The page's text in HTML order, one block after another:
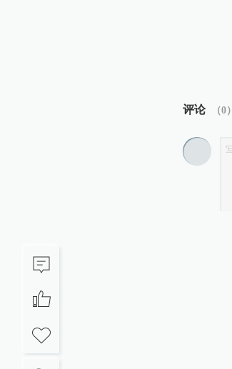
评论 （0）